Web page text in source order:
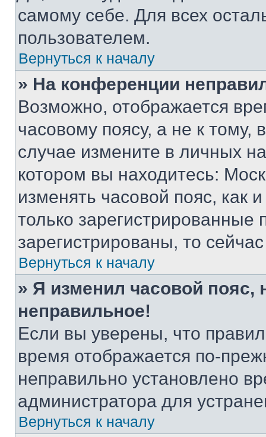
самому себе. Для всех
пользователем.
Вернуться к началу
» На конференции
Возможно, отображается
часовому поясу, а не к тому,
случае измените в личных
котором вы находитесь:
изменять часовой пояс, как
только
зарегистрированы, то
Вернуться к началу
» Я изменил часовой пояс,
неправильное!
Если вы уверены, что
время отображается по-
неправильно установлено
администратора для
Вернуться к началу